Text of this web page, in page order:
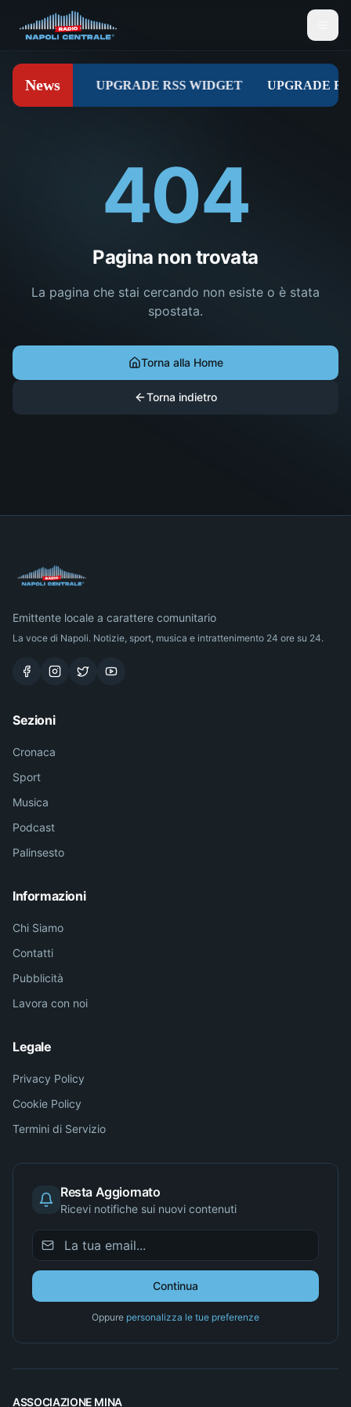
404
Pagina non trovata
La pagina che stai cercando non esiste o è stata
spostata.
Torna alla Home
Torna indietro
Emittente locale a carattere comunitario
La voce di Napoli. Notizie, sport, musica e intrattenimento 24 ore su 24.
Sezioni
Cronaca
Sport
Musica
Podcast
Palinsesto
Informazioni
Chi Siamo
Contatti
Pubblicità
Lavora con noi
Legale
Privacy Policy
Cookie Policy
Termini di Servizio
Resta Aggiornato
Ricevi notifiche sui nuovi contenuti
Continua
Oppure personalizza le tue preferenze
ASSOCIAZIONE MINA